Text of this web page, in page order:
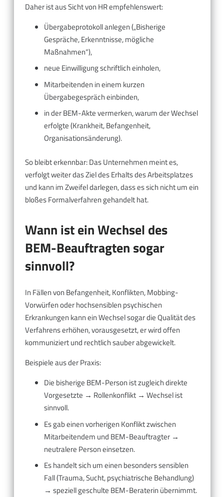
Daher ist aus Sicht von HR empfehlenswert:
Übergabeprotokoll anlegen („Bisherige
Gespräche, Erkenntnisse, mögliche
Maßnahmen“),
neue Einwilligung schriftlich einholen,
Mitarbeitenden in einem kurzen
Übergabegespräch einbinden,
in der BEM-Akte vermerken, warum der Wechsel
erfolgte (Krankheit, Befangenheit,
Organisationsänderung).
So bleibt erkennbar: Das Unternehmen meint es,
verfolgt weiter das Ziel des Erhalts des Arbeitsplatzes
und kann im Zweifel darlegen, dass es sich nicht um ein
bloßes Formalverfahren gehandelt hat.
Wann ist ein Wechsel des
BEM-Beauftragten sogar
sinnvoll?
In Fällen von Befangenheit, Konflikten, Mobbing-
Vorwürfen oder hochsensiblen psychischen
Erkrankungen kann ein Wechsel sogar die Qualität des
Verfahrens erhöhen, vorausgesetzt, er wird offen
kommuniziert und rechtlich sauber abgewickelt.
Beispiele aus der Praxis:
Die bisherige BEM-Person ist zugleich direkte
Vorgesetzte → Rollenkonflikt → Wechsel ist
sinnvoll.
Es gab einen vorherigen Konflikt zwischen
Mitarbeitendem und BEM-Beauftragter →
neutralere Person einsetzen.
Es handelt sich um einen besonders sensiblen
Fall (Trauma, Sucht, psychiatrische Behandlung)
→ speziell geschulte BEM-Beraterin übernimmt.